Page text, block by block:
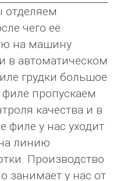
чего её
на машину
в автоматическом
грудки большое
пропускаем
качества и в
филе у нас уходит
линию
Производство
занимает у нас от